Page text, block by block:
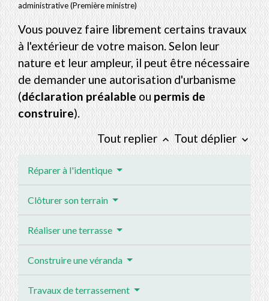
administrative (Première ministre)
Vous pouvez faire librement certains travaux
à l'extérieur de votre maison. Selon leur
nature et leur ampleur, il peut être nécessaire
de demander une autorisation d'urbanisme
(déclaration préalableoupermis de
construire).
Tout replier keyboard_arrow_up Tout déplier keyboard_arrow_down
Réparer à l'identique
Clôturer son terrain
Réaliser une terrasse
Construire une véranda
Travaux de terrassement